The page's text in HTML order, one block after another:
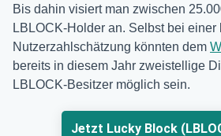
Bis dahin visiert man zwischen
LBLOCK-Holder an. Selbst bei einer
Nutzerzahlschätzung könnten dem
bereits in diesem Jahr zweistellige
LBLOCK-Besitzer möglich sein.
Jetzt Lucky Block